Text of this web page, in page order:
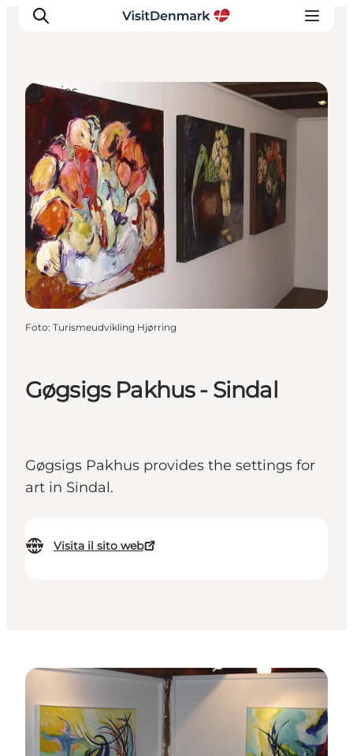
Ispirazioni
Dove andare
Cosa fare
Dove dormire
Pianifica il viaggio
Gøgsigs Pakhus - Sindal
Gøgsigs Pakhus provides the settings for
art in Sindal.
Visita il sito web
Galleries
Foto: Turismeudvikling Hjørring